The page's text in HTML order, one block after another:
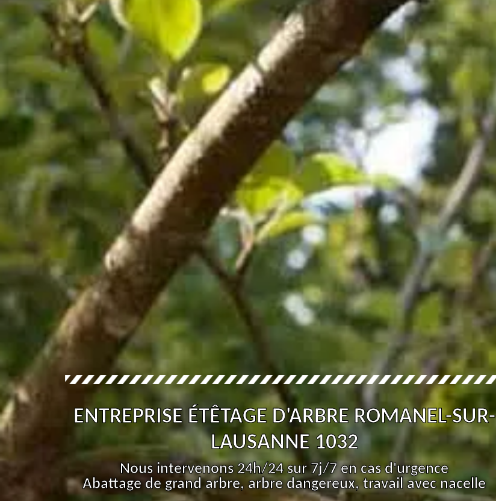
ENTREPRISE ÉTÊTAGE D'ARBRE ROMANEL-SUR-
LAUSANNE 1032
Nous intervenons 24h/24 sur 7j/7 en cas d'urgence
Abattage de grand arbre, arbre dangereux, travail avec nacelle